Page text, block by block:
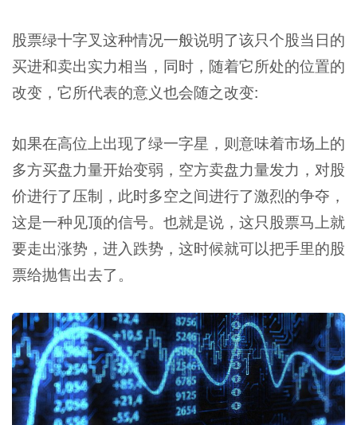
股票绿十字叉这种情况一般说明了该只个股当日的
买进和卖出实力相当，同时，随着它所处的位置的
改变，它所代表的意义也会随之改变:
如果在高位上出现了绿一字星，则意味着市场上的
多方买盘力量开始变弱，空方卖盘力量发力，对股
价进行了压制，此时多空之间进行了激烈的争夺，
这是一种见顶的信号。也就是说，这只股票马上就
要走出涨势，进入跌势，这时候就可以把手里的股
票给抛售出去了。